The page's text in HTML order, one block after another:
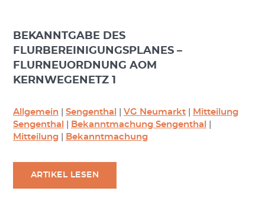
BEKANNTGABE DES
FLURBEREINIGUNGSPLANES –
FLURNEUORDNUNG AOM
KERNWEGENETZ 1
Allgemein Sengenthal VG Neumarkt|
Mitteilung
Sengenthal
Bekanntmachung Sengenthal
Mitteilung| Bekanntmachung
ARTIKEL LESEN